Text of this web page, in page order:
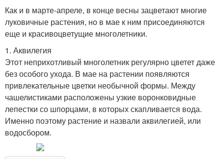
Как и в марте-апреле, в конце весны зацветают многие
луковичные растения, но в мае к ним присоединяются
еще и красивоцветущие многолетники.
1. Аквилегия
Этот неприхотливый многолетник регулярно цветет даже
без особого ухода. В мае на растении появляются
привлекательные цветки необычной формы. Между
чашелистиками расположены узкие воронковидные
лепестки со шпорцами, в которых скапливается вода.
Именно поэтому растение и назвали аквилегией, или
водосбором.